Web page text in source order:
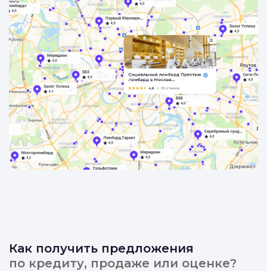
Как получить предложения
по кредиту, продаже или оценке?